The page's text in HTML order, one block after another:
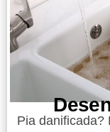
Pia danificada?